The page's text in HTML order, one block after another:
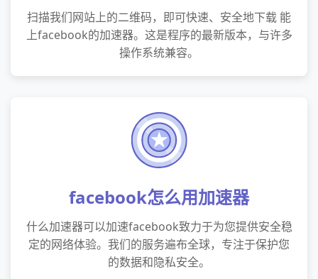
扫描我们网站上的二维码，即可快速、安全地下载 能
上facebook的加速器。这是程序的最新版本，与许多
操作系统兼容。
facebook怎么用加速器
什么加速器可以加速facebook致力于为您提供安全稳
定的网络体验。我们的服务遍布全球，专注于保护您
的数据和隐私安全。